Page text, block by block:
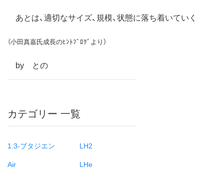
あとは、適切なサイズ、規模、状態に落ち着いていく
（小田真嘉氏成長のﾋﾝﾄﾌﾞﾛｸﾞより）
by との
カテゴリー 一覧
1.3-ブタジエン
Air
LH2
LHe